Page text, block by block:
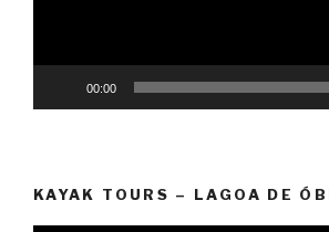
00:00
KAYAK TOURS – LAGOA DE